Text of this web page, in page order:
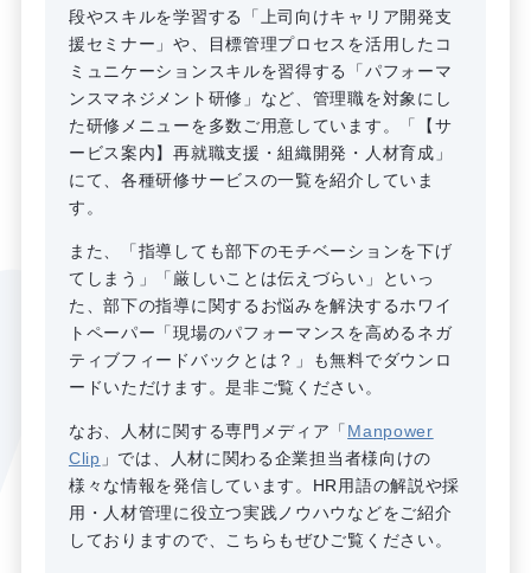
段やスキルを学習する「上司向けキャリア開発支
援セミナー」や、目標管理プロセスを活用したコ
ミュニケーションスキルを習得する「パフォーマ
ンスマネジメント研修」など、管理職を対象にし
た研修メニューを多数ご用意しています。「【サ
ービス案内】再就職支援・組織開発・人材育成」
にて、各種研修サービスの一覧を紹介していま
す。
また、「指導しても部下のモチベーションを下げ
てしまう」「厳しいことは伝えづらい」といっ
た、部下の指導に関するお悩みを解決するホワイ
トペーパー「現場のパフォーマンスを高めるネガ
ティブフィードバックとは？」も無料でダウンロ
ードいただけます。是非ご覧ください。
なお、人材に関する専門メディア「Manpower
Clip 」では、人材に関わる企業担当者様向けの
様々な情報を発信しています。HR用語の解説や採
用・人材管理に役立つ実践ノウハウなどをご紹介
しておりますので、こちらもぜひご覧ください。